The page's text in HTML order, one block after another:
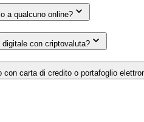
a qualcuno online?
con criptovaluta?
con carta di credito o portafoglio